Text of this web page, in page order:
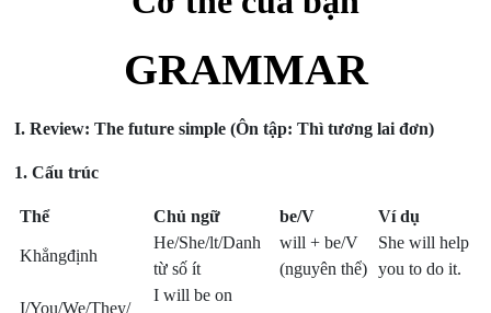
GRAMMAR
I. Review: The future simple (Ôn tập: Thì tương lai đơn)
1. Cấu trúc
Thể Chủ ngữ be/V Ví dụ
Khẳngđịnh
He/She/lt/Danh
từ số ít
will + be/V
(nguyên thể)
She will help
you to do it.
I/You/We/They/
I will be on